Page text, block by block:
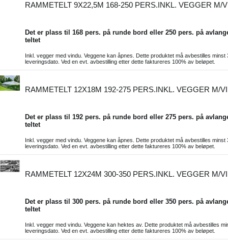
RAMMETELT 9X22,5M 168-250 PERS.INKL. VEGGER M/
Det er plass til 168 pers. på runde bord eller 250 pers. på
teltet
Inkl. vegger med vindu. Veggene kan åpnes. Dette produktet må avbestilles minst
leveringsdato. Ved en evt. avbestilling etter dette faktureres 100% av beløpet.
RAMMETELT 12X18M 192-275 PERS.INKL. VEGGER M/
Det er plass til 192 pers. på runde bord eller 275 pers. på
teltet
Inkl. vegger med vindu. Veggene kan åpnes. Dette produktet må avbestilles minst
leveringsdato. Ved en evt. avbestilling etter dette faktureres 100% av beløpet.
RAMMETELT 12X24M 300-350 PERS.INKL. VEGGER M/
Det er plass til 300 pers. på runde bord eller 350 pers. på
teltet
Inkl. vegger med vindu. Veggene kan hektes av. Dette produktet må avbestilles
leveringsdato. Ved en evt. avbestilling etter dette faktureres 100% av beløpet.